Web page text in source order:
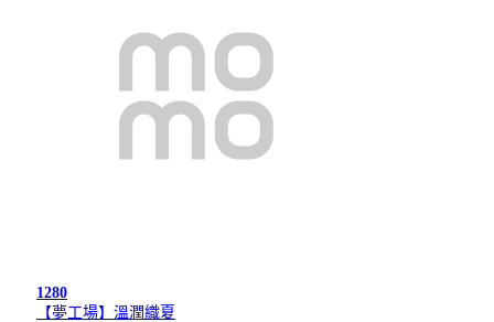
1280
【夢工場】溫潤織夏